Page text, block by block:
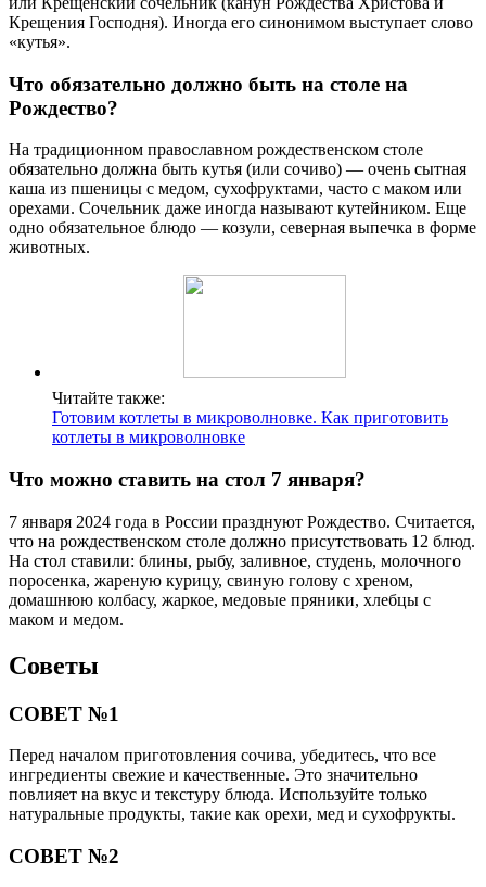
Крещения Господня). Иногда его синонимом выступает слово
«кутья».
Что обязательно должно быть на столе на
Рождество?
На традиционном православном рождественском столе
обязательно должна быть кутья (или сочиво) — очень сытная
каша из пшеницы с медом, сухофруктами, часто с маком или
орехами. Сочельник даже иногда называют кутейником. Еще
одно обязательное блюдо — козули, северная выпечка в форме
животных.
Читайте также:
Готовим котлеты в микроволновке. Как приготовить
котлеты в микроволновке
Что можно ставить на стол 7 января?
7 января 2024 года в России празднуют Рождество. Считается,
что на рождественском столе должно присутствовать 12 блюд.
На стол ставили: блины, рыбу, заливное, студень, молочного
поросенка, жареную курицу, свиную голову с хреном,
домашнюю колбасу, жаркое, медовые пряники, хлебцы с
маком и медом.
Советы
СОВЕТ №1
Перед началом приготовления сочива, убедитесь, что все
ингредиенты свежие и качественные. Это значительно
повлияет на вкус и текстуру блюда. Используйте только
натуральные продукты, такие как орехи, мед и сухофрукты.
СОВЕТ №2